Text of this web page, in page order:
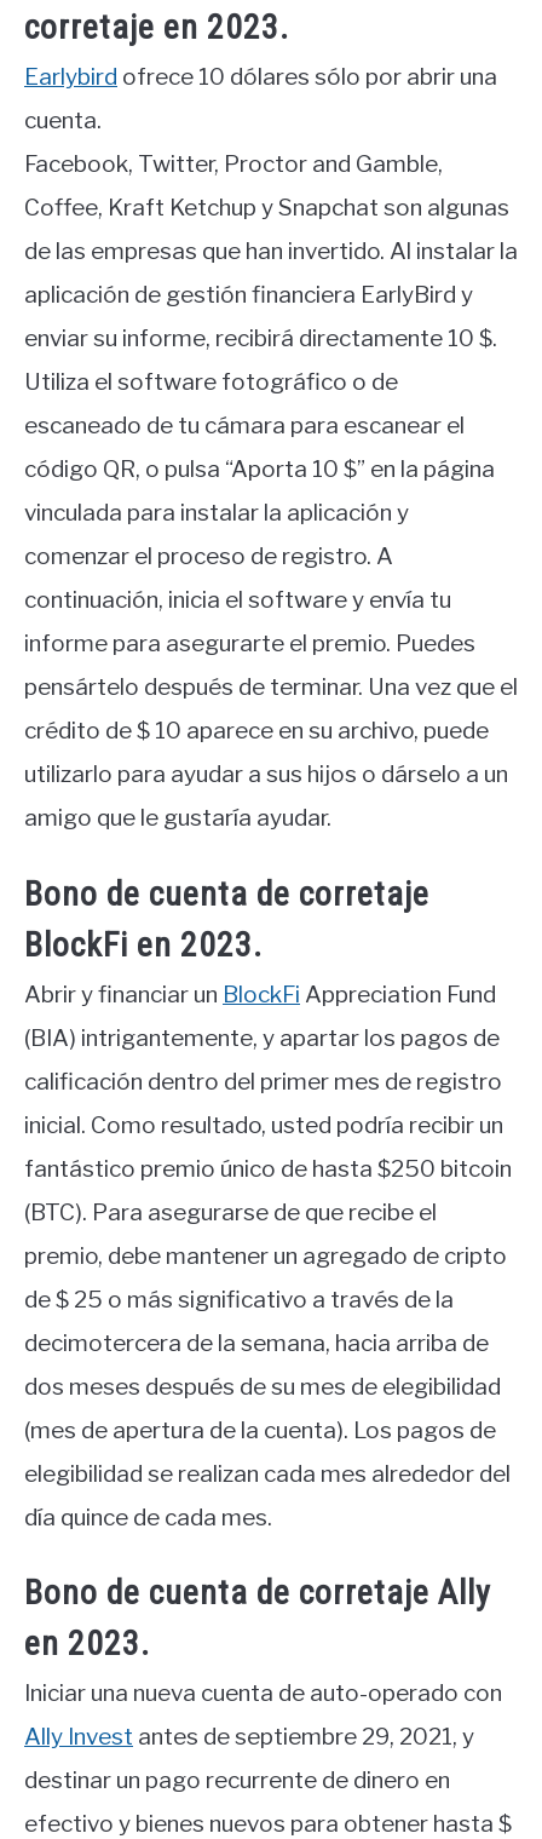
corretaje en 2023.
Earlybird ofrece 10 dólares sólo por abrir una
cuenta.
Facebook, Twitter, Proctor and Gamble,
Coffee, Kraft Ketchup y Snapchat son algunas
de las empresas que han invertido. Al instalar la
aplicación de gestión financiera EarlyBird y
enviar su informe, recibirá directamente 10 $.
Utiliza el software fotográfico o de
escaneado de tu cámara para escanear el
código QR, o pulsa “Aporta 10 $” en la página
vinculada para instalar la aplicación y
comenzar el proceso de registro. A
continuación, inicia el software y envía tu
informe para asegurarte el premio. Puedes
pensártelo después de terminar. Una vez que el
crédito de $ 10 aparece en su archivo, puede
utilizarlo para ayudar a sus hijos o dárselo a un
amigo que le gustaría ayudar.
Bono de cuenta de corretaje
BlockFi en 2023.
Abrir y financiar un BlockFi Appreciation Fund
(BIA) intrigantemente, y apartar los pagos de
calificación dentro del primer mes de registro
inicial. Como resultado, usted podría recibir un
fantástico premio único de hasta $250 bitcoin
(BTC). Para asegurarse de que recibe el
premio, debe mantener un agregado de cripto
de $ 25 o más significativo a través de la
decimotercera de la semana, hacia arriba de
dos meses después de su mes de elegibilidad
(mes de apertura de la cuenta). Los pagos de
elegibilidad se realizan cada mes alrededor del
día quince de cada mes.
Bono de cuenta de corretaje Ally
en 2023.
Iniciar una nueva cuenta de auto-operado con
Ally Invest antes de septiembre 29, 2021, y
destinar un pago recurrente de dinero en
efectivo y bienes nuevos para obtener hasta $